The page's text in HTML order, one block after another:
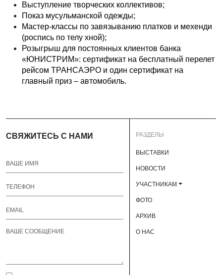
Выступление творческих коллективов;
Показ мусульманской одежды;
Мастер-классы по завязыванию платков и мехенди
(роспись по телу хной);
Розыгрыш для постоянных клиентов банка
«ЮНИСТРИМ»: сертификат на бесплатный перелет
рейсом ТРАНСАЭРО и один сертификат на
главный приз – автомобиль.
СВЯЖИТЕСЬ С НАМИ РАЗДЕЛЫ
ВЫСТАВКИ
НОВОСТИ
УЧАСТНИКАМ
ФОТО
АРХИВ
О НАС